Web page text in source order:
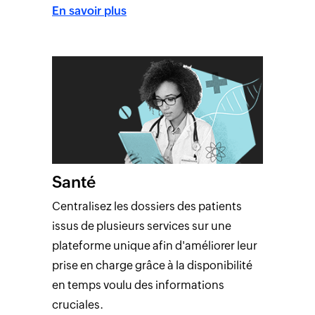
En savoir plus
Santé
Centralisez les dossiers des patients
issus de plusieurs services sur une
plateforme unique afin d'améliorer leur
prise en charge grâce à la disponibilité
en temps voulu des informations
cruciales.